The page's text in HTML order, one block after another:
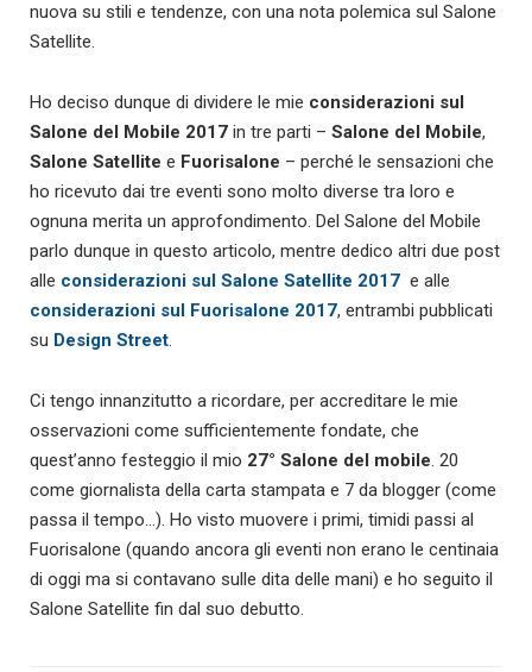
nuova su stili e tendenze, con una nota polemica sul Salone
Satellite.
Ho deciso dunque di dividere le mie considerazioni sul
Salone del Mobile 2017 in tre parti – Salone del Mobile,
Salone Satellite e Fuorisalone – perché le sensazioni che
ho ricevuto dai tre eventi sono molto diverse tra loro e
ognuna merita un approfondimento. Del Salone del Mobile
parlo dunque in questo articolo, mentre dedico altri due post
alle considerazioni sul Salone Satellite 2017 e alle
considerazioni sul Fuorisalone 2017, entrambi pubblicati
su Design Street.
Ci tengo innanzitutto a ricordare, per accreditare le mie
osservazioni come sufficientemente fondate, che
quest’anno festeggio il mio 27° Salone del mobile. 20
come giornalista della carta stampata e 7 da blogger (come
passa il tempo…). Ho visto muovere i primi, timidi passi al
Fuorisalone (quando ancora gli eventi non erano le centinaia
di oggi ma si contavano sulle dita delle mani) e ho seguito il
Salone Satellite fin dal suo debutto.